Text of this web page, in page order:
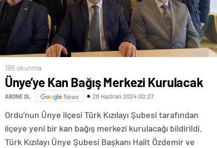
195 okunma
Ünye’ye Kan Bağış Merkezi Kurulacak
ABONE OL News 28 Haziran 2024 00:27
Ordu’nun Ünye ilçesi Türk Kızılayı Şubesi tarafından
ilçeye yeni bir kan bağış merkezi kurulacağı bildirildi.
Türk Kızılayı Ünye Şubesi Başkanı Halit Özdemir ve